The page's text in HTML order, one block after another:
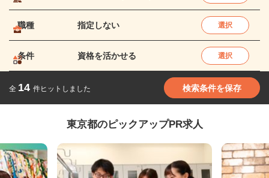
職種 指定しない 選択
条件 資格を活かせる 選択
全 14 件ヒットしました 検索条件を保存
東京都のピックアップPR求人